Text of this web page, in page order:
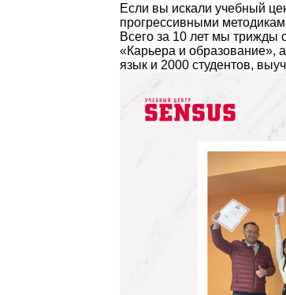
Если вы искали учебный
прогрессивными
Всего за 10 лет мы трижды
«Карьера и образование»,
язык и 2000 студентов,